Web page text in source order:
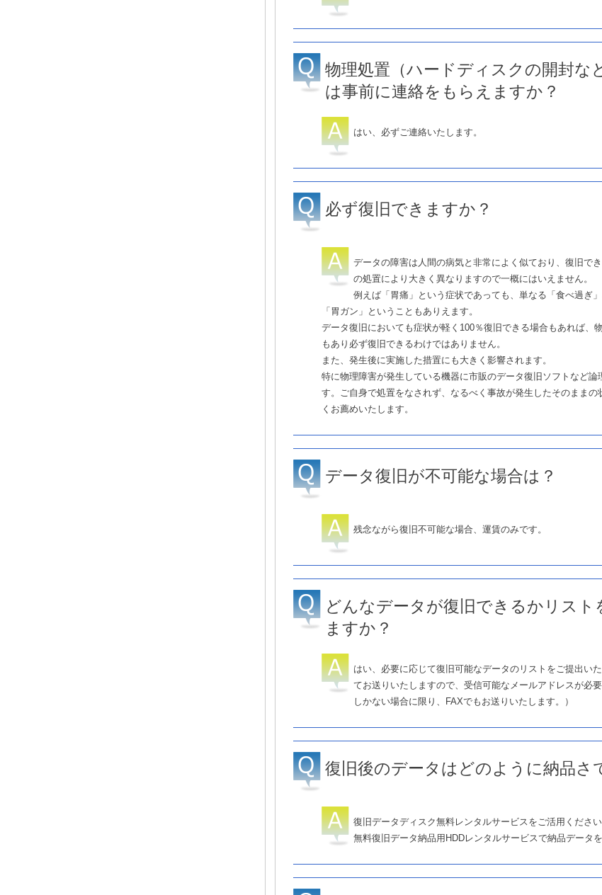
物理処置（ハードディスクの開封な
は事前に連絡をもらえますか？
はい、必ずご連絡いたします。
必ず復旧できますか？
データの障害は人間の病気と非常によく似ており、復旧で
の処置により大きく異なりますので一概にはいえません。
例えば「胃痛」という症状であっても、単なる「食べ過ぎ
「胃ガン」ということもありえます。
データ復旧においても症状が軽く100％復旧できる場合もあれば、
もあり必ず復旧できるわけではありません。
また、発生後に実施した措置にも大きく影響されます。
特に物理障害が発生している機器に市販のデータ復旧ソフトなど論
す。ご自身で処置をなされず、なるべく事故が発生したそのまま
くお薦めいたします。
データ復旧が不可能な場合は？
残念ながら復旧不可能な場合、運賃のみです。
どんなデータが復旧できるかリスト
ますか？
はい、必要に応じて復旧可能なデータのリストをご提出い
てお送りいたしますので、受信可能なメールアドレスが必
しかない場合に限り、FAXでもお送りいたします。）
復旧後のデータはどのように納品さ
復旧データディスク無料レンタルサービスをご活用ください
無料復旧データ納品用HDDレンタルサービスで納品データ